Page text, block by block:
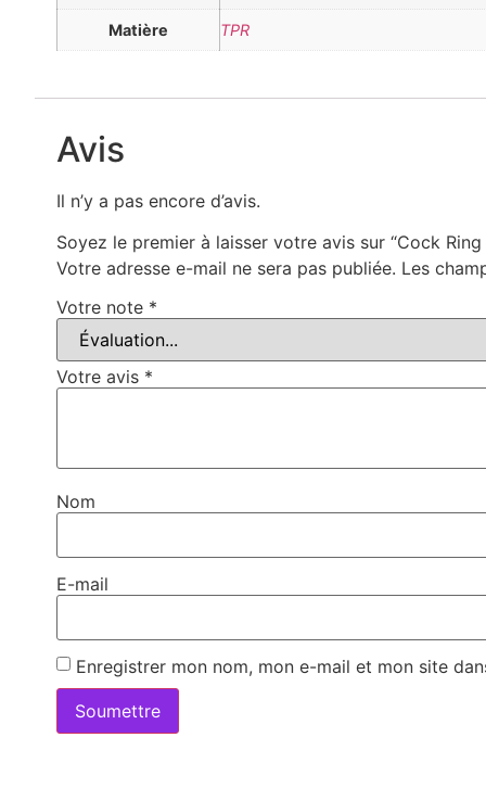
Matière TPR
Avis
Il n’y a pas encore d’avis.
Soyez le premier à laisser votre avis sur “Cock
Votre adresse e-mail ne sera pas publiée. Les
Votre note *
Votre avis *
Nom
E-mail
Enregistrer mon nom, mon e-mail et mon site